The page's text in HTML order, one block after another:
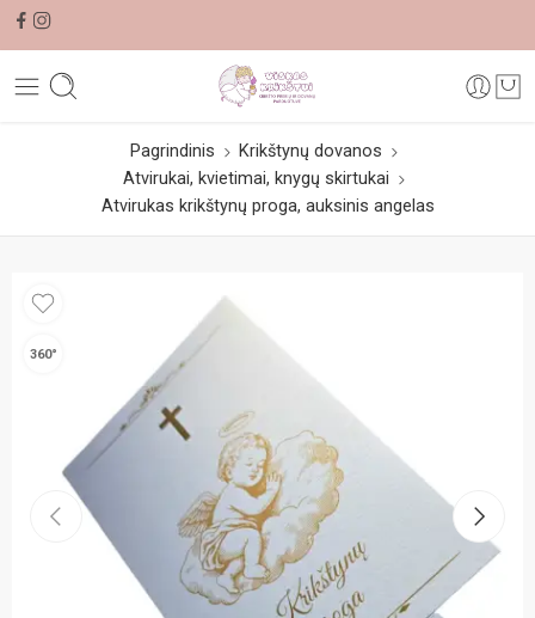
Pagrindinis
Krikštynų dovanos
Atvirukai, kvietimai, knygų skirtukai
Atvirukas krikštynų proga, auksinis angelas
360°